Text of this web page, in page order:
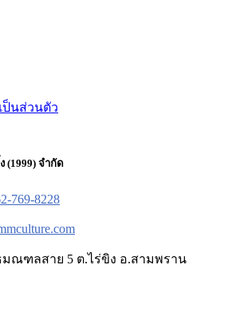
ป็นส่วนตัว
(1999) จำกัด
769-8228
มณฑลสาย 5 ต.ไร่ขิง อ.สามพราน